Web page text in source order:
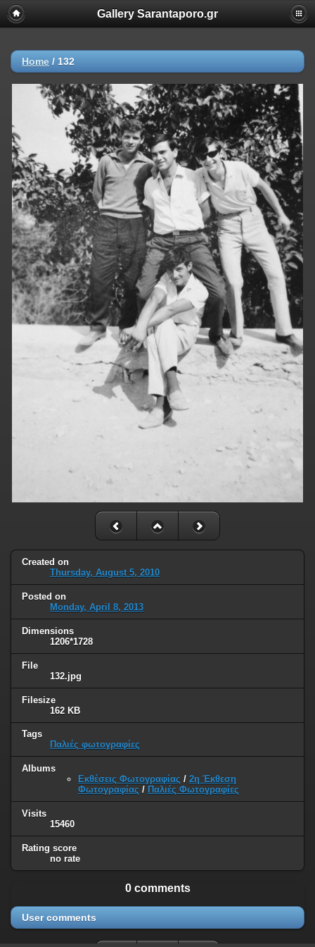
Gallery Sarantaporo.gr
Home / 132
Created on
Thursday, August 5, 2010
Posted on
Monday, April 8, 2013
Dimensions
1206*1728
File
132.jpg
Filesize
162 KB
Tags
Παλιές φωτογραφίες
Albums
Εκθέσεις Φωτογραφίας / 2η Έκθεση
Φωτογραφίας / Παλιές Φωτογραφίες
Visits
15460
Rating score
no rate
0 comments
User comments